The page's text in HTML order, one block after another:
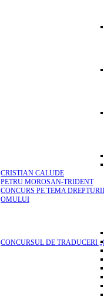
CRISTIAN CALUDE
PETRU MOROSAN-TRIDENT
CONCURS PE TEMA
OMULUI
CONCURSUL DE TRADUCERI